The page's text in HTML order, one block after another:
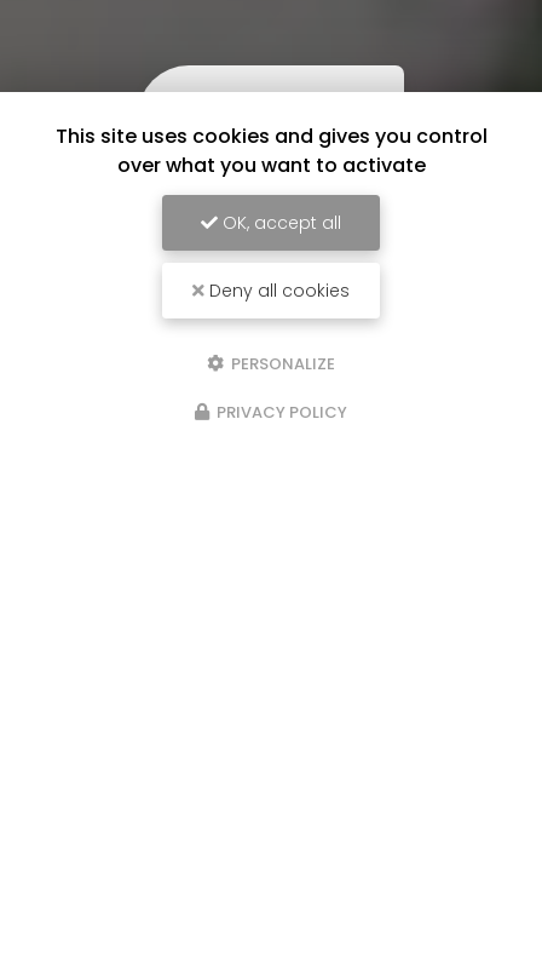
This site uses cookies and gives you control
over what you want to activate
OK, accept all
Deny all cookies
PERSONALIZE
PRIVACY POLICY